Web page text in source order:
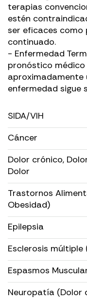
terapias
estén
ser eficaces
continuado.
- Enfermedad
pronóstico
aproximadamente
enfermedad sigue
SIDA/VIH
Cáncer
Dolor crónico,
Dolor
Trastornos
Obesidad)
Epilepsia
Esclerosis múltiple
Espasmos
Neuropatía (Dolor